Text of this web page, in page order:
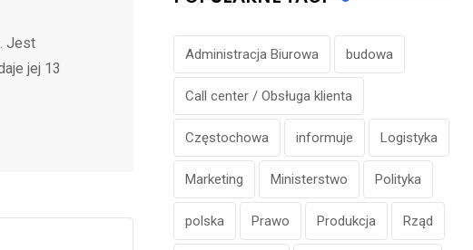
Jest
jej 13
Administracja Biurowa budowa
Call center / Obsługa klienta
Częstochowa informuje Logistyka
Marketing Ministerstwo Polityka
polska Prawo Produkcja Rząd